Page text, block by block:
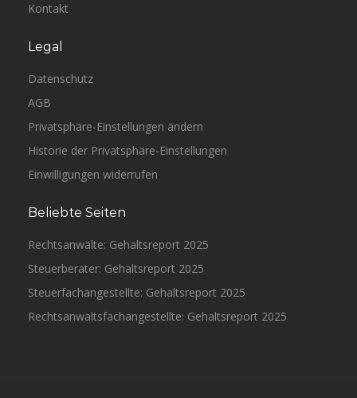
Kontakt
Legal
Datenschutz
AGB
Privatsphäre-Einstellungen ändern
Historie der Privatsphäre-Einstellungen
Einwilligungen widerrufen
Beliebte Seiten
Rechtsanwälte: Gehaltsreport 2025
Steuerberater: Gehaltsreport 2025
Steuerfachangestellte: Gehaltsreport 2025
Rechtsanwaltsfachangestellte: Gehaltsreport 2025